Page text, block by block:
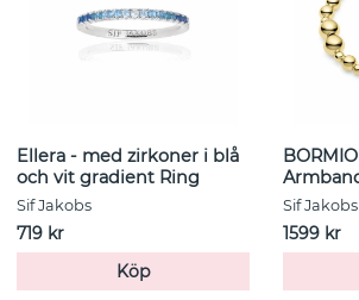
Ellera - med zirkoner i blå
och vit gradient Ring
Sif Jakobs
719 kr
Köp
Sif Jakobs
1599 kr